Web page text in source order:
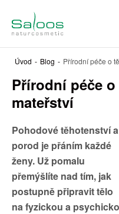
Úvod - Blog - Přírodní péče o
Přírodní péče
mateřství
Pohodové těhotenství a
porod je přáním každé
ženy. Už pomalu
přemýšlíte nad tím, jak
postupně připravit tělo
na fyzickou a